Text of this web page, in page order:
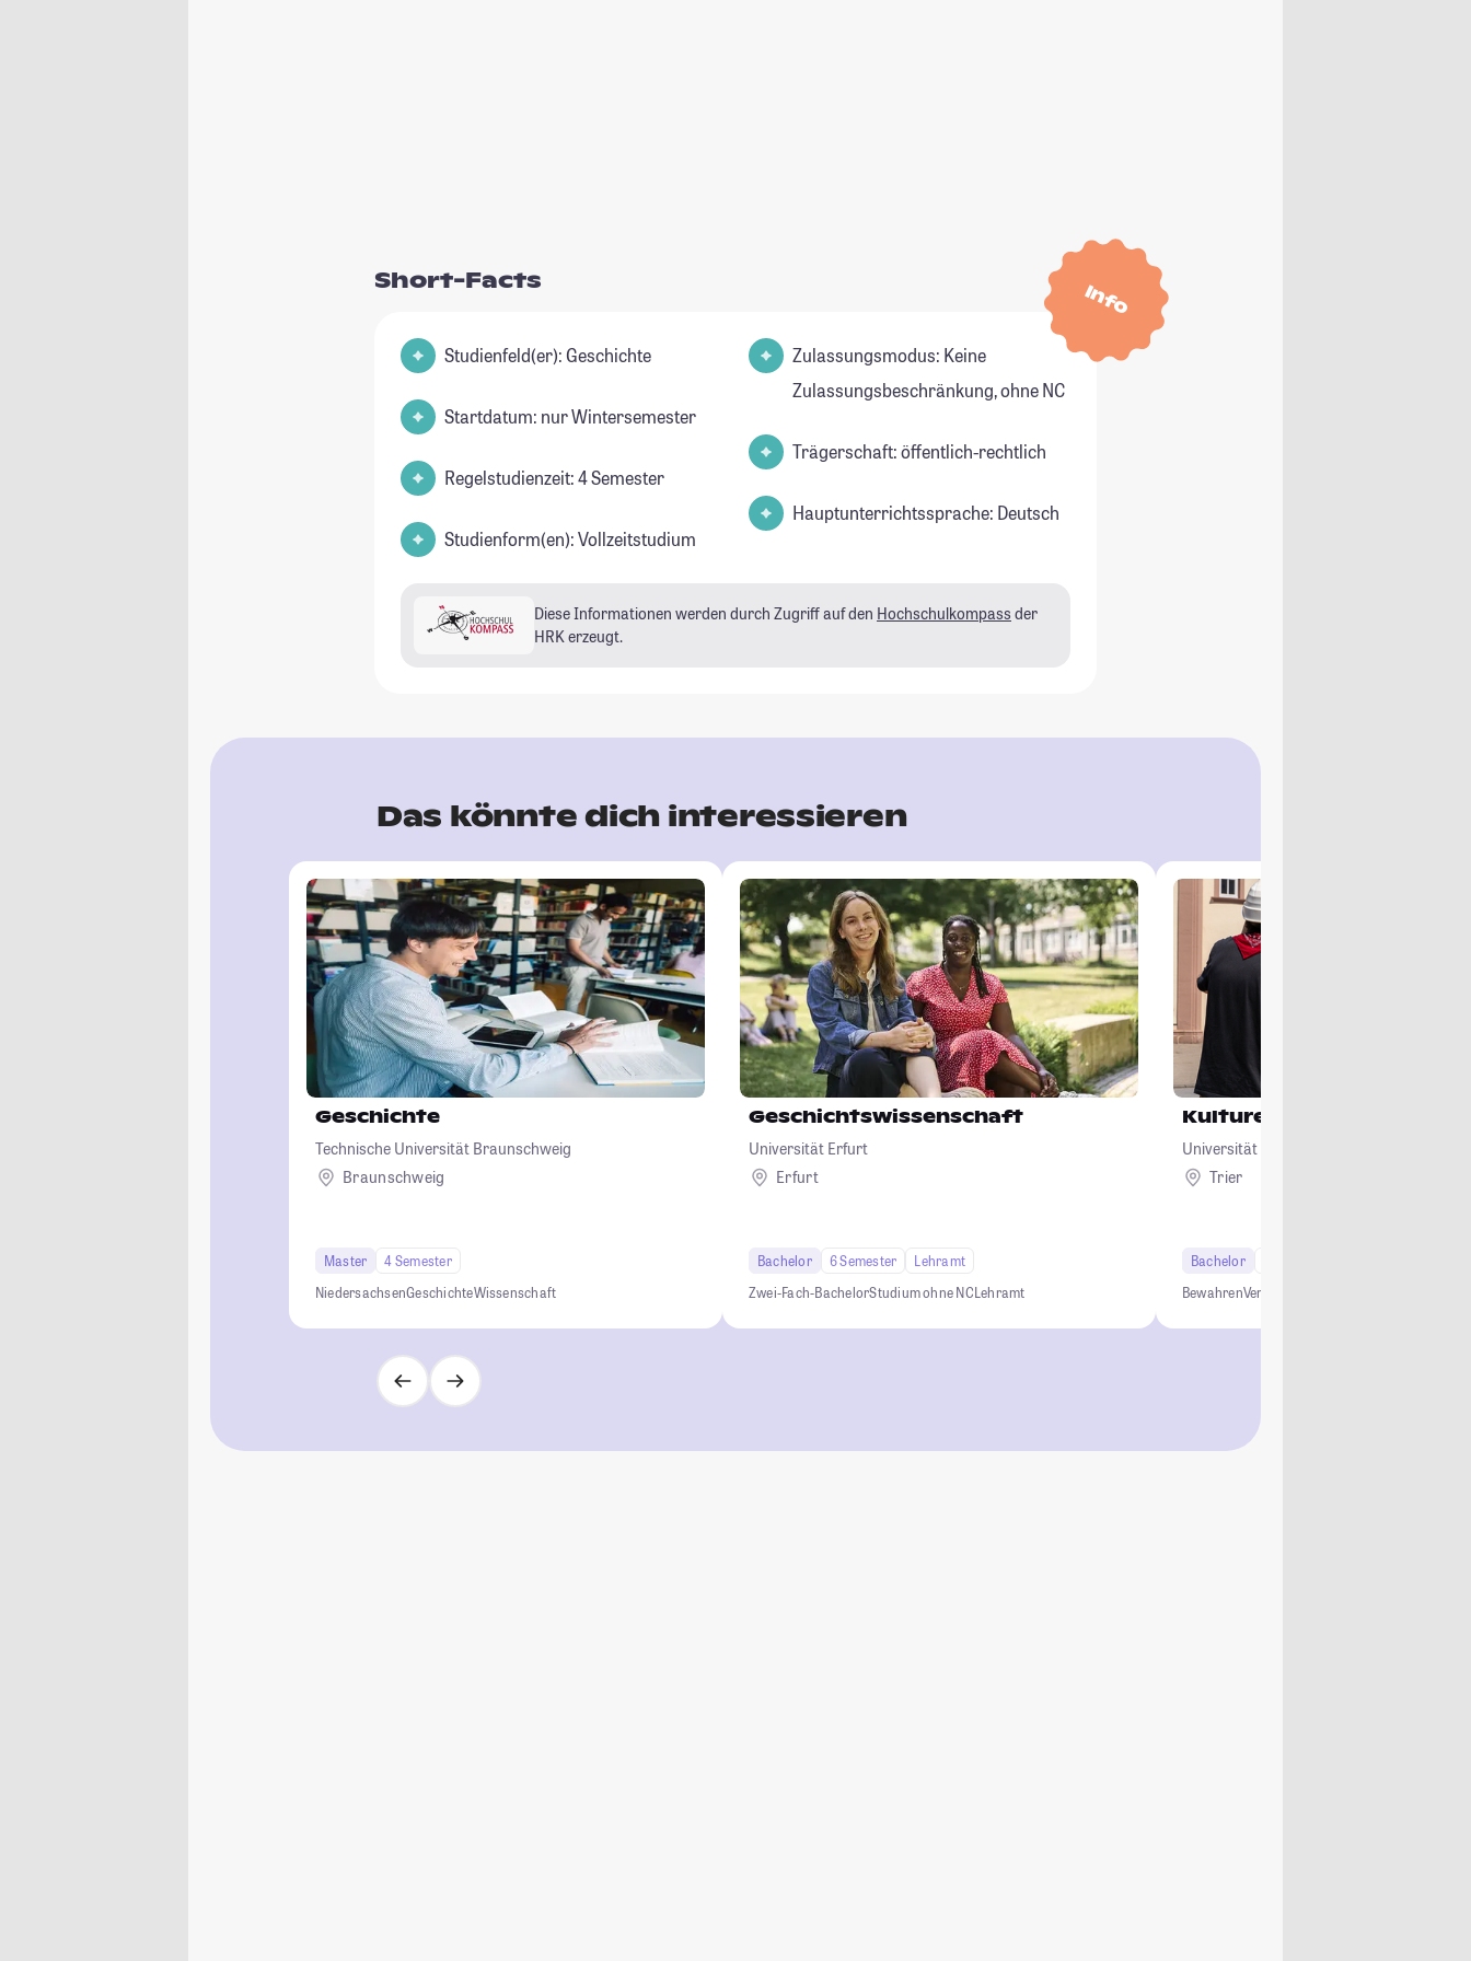
Info
Short-Facts
Studienfeld(er): Geschichte
Startdatum: nur Wintersemester
Regelstudienzeit: 4 Semester
Studienform(en): Vollzeitstudium
Zulassungsmodus: Keine
Zulassungsbeschränkung, ohne NC
Trägerschaft: öffentlich-rechtlich
Hauptunterrichtssprache: Deutsch
Diese Informationen werden durch Zugriff auf den Hochschulkompass der
HRK erzeugt.
Das könnte dich interessieren
Geschichte
Technische Universität Braunschweig
Braunschweig
Master
4 Semester
NiedersachsenGeschichteWissenschaft
Geschichtswissenschaft
Universität Erfurt
Erfurt
Bachelor 6 Semester
Lehramt
Zwei-Fach-BachelorStudium ohne NCLehramt
Kulturelles Erbe
Universität Trier
Trier
Bachelor
BewahrenVermitteln